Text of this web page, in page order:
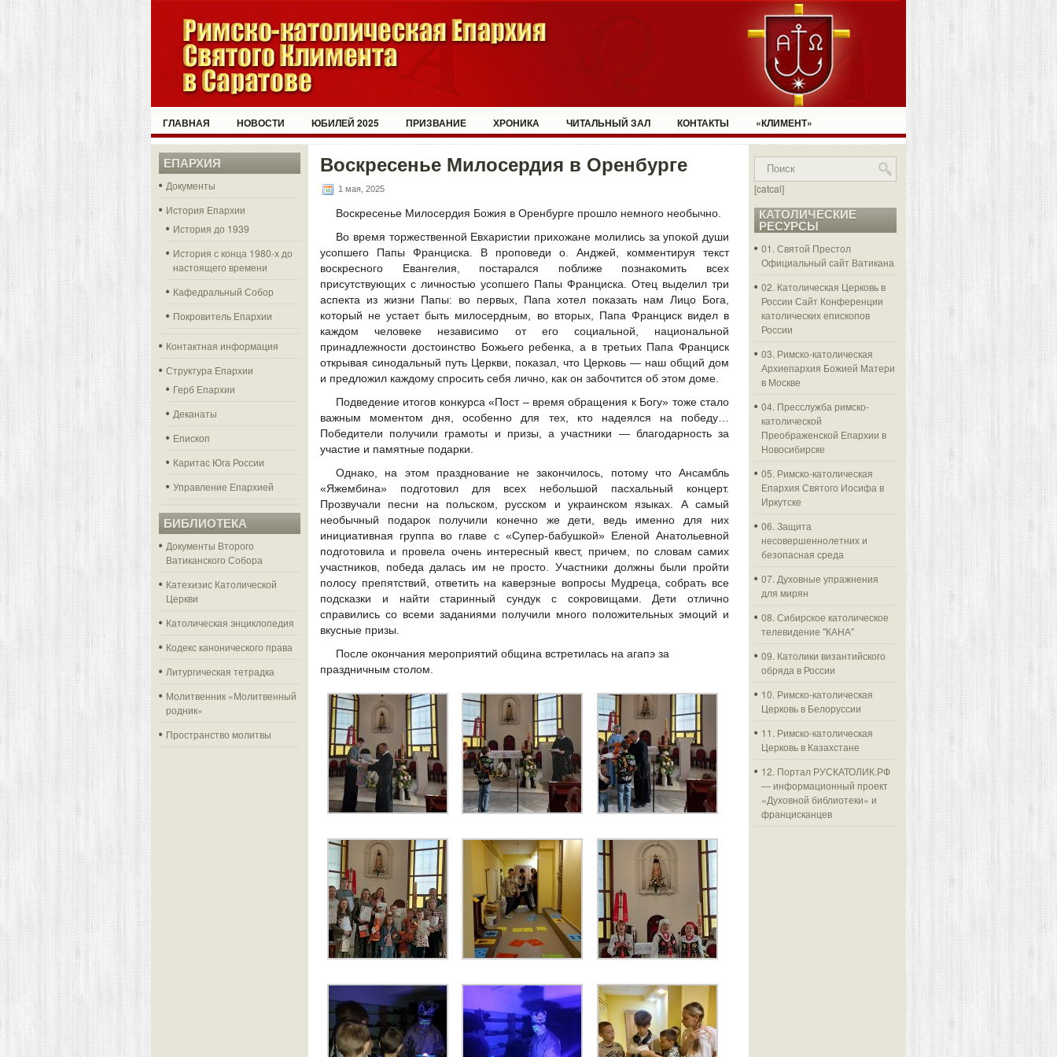
ГЛАВНАЯ НОВОСТИ ЮБИЛЕЙ 2025 ПРИЗВАНИЕ ХРОНИКА ЧИТАЛЬНЫЙ ЗАЛ КОНТАКТЫ «КЛИМЕНТ»
ЕПАРХИЯ
Документы
История Епархии
История до 1939
История с конца 1980-х до
настоящего времени
Кафедральный Собор
Покровитель Епархии
Контактная информация
Структура Епархии
Герб Епархии
Деканаты
Епископ
Каритас Юга России
Управление Епархией
БИБЛИОТЕКА
Документы Второго
Ватиканского Собора
Катехизис Католической
Церкви
Католическая энциклопедия
Кодекс канонического права
Литургическая тетрадка
Молитвенник «Молитвенный
родник»
Пространство молитвы
Воскресенье Милосердия в Оренбурге
1 мая, 2025
Воскресенье Милосердия Божия в Оренбурге прошло немного необычно.
Во время торжественной Евхаристии прихожане молились за упокой души
усопшего Папы Франциска. В проповеди о. Анджей, комментируя текст
воскресного Евангелия, постарался поближе познакомить всех
присутствующих с личностью усопшего Папы Франциска. Отец выделил три
аспекта из жизни Папы: во первых, Папа хотел показать нам Лицо Бога,
который не устает быть милосердным, во вторых, Папа Франциск видел в
каждом человеке независимо от его социальной, национальной
принадлежности достоинство Божьего ребенка, а в третьих Папа Франциск
открывая синодальный путь Церкви, показал, что Церковь — наш общий дом
и предложил каждому спросить себя лично, как он забочтится об этом доме.
Подведение итогов конкурса «Пост – время обращения к Богу» тоже стало
важным моментом дня, особенно для тех, кто надеялся на победу…
Победители получили грамоты и призы, а участники — благодарность за
участие и памятные подарки.
Однако, на этом празднование не закончилось, потому что Ансамбль
«Яжембина» подготовил для всех небольшой пасхальный концерт.
Прозвучали песни на польском, русском и украинском языках. А самый
необычный подарок получили конечно же дети, ведь именно для них
инициативная группа во главе с «Супер-бабушкой» Еленой Анатольевной
подготовила и провела очень интересный квест, причем, по словам самих
участников, победа далась им не просто. Участники должны были пройти
полосу препятствий, ответить на каверзные вопросы Мудреца, собрать все
подсказки и найти старинный сундук с сокровищами. Дети отлично
справились со всеми заданиями получили много положительных эмоций и
вкусные призы.
После окончания мероприятий община встретилась на агапэ за
праздничным столом.
[catcal]
КАТОЛИЧЕСКИЕ
РЕСУРСЫ
01. Святой Престол
Официальный сайт Ватикана
02. Католическая Церковь в
России Сайт Конференции
католических епископов
России
03. Римско-католическая
Архиепархия Божией Матери
в Москве
04. Пресслужба римско-
католической
Преображенской Епархии в
Новосибирске
05. Римско-католическая
Епархия Святого Иосифа в
Иркутске
06. Защита
несовершеннолетних и
безопасная среда
07. Духовные упражнения
для мирян
08. Сибирское католическое
телевидение "КАНА"
09. Католики византийского
обряда в России
10. Римско-католическая
Церковь в Белоруссии
11. Римско-католическая
Церковь в Казахстане
12. Портал РУСКАТОЛИК.РФ
— информационный проект
«Духовной библиотеки» и
францисканцев